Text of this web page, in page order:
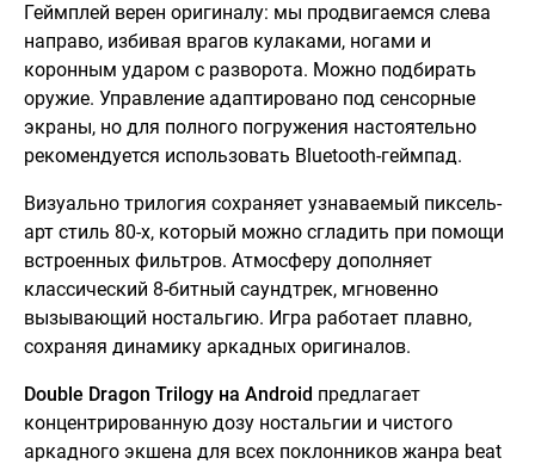
Геймплей верен оригиналу: мы продвигаемся слева
направо, избивая врагов кулаками, ногами и
коронным ударом с разворота. Можно подбирать
оружие. Управление адаптировано под сенсорные
экраны, но для полного погружения настоятельно
рекомендуется использовать Bluetooth-геймпад.
Визуально трилогия сохраняет узнаваемый пиксель-
арт стиль 80-х, который можно сгладить при помощи
встроенных фильтров. Атмосферу дополняет
классический 8-битный саундтрек, мгновенно
вызывающий ностальгию. Игра работает плавно,
сохраняя динамику аркадных оригиналов.
Double Dragon Trilogy на Android предлагает
концентрированную дозу ностальгии и чистого
аркадного экшена для всех поклонников жанра beat